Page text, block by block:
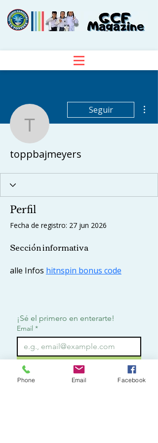
toppbajmeyers
Seguir
toppbajmeyers
Perfil
Fecha de registro: 27 jun 2026
Sección informativa
alle Infos hitnspin bonus code
¡Sé el primero en enterarte!
Email *
Suscribirme
Quiero suscribirme para
Phone Email Facebook